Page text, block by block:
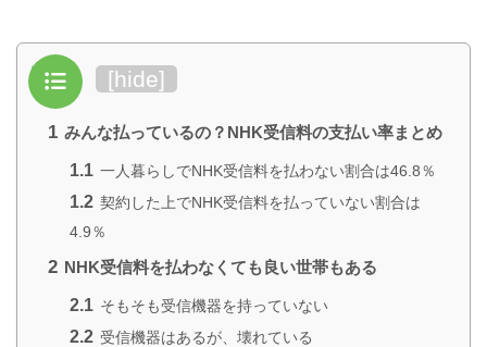
目次 [hide]
1 みんな払っているの？NHK受信料の支払い率まとめ
1.1 一人暮らしでNHK受信料を払わない割合は46.8％
1.2 契約した上でNHK受信料を払っていない割合は
4.9％
2 NHK受信料を払わなくても良い世帯もある
2.1 そもそも受信機器を持っていない
2.2 受信機器はあるが、壊れている